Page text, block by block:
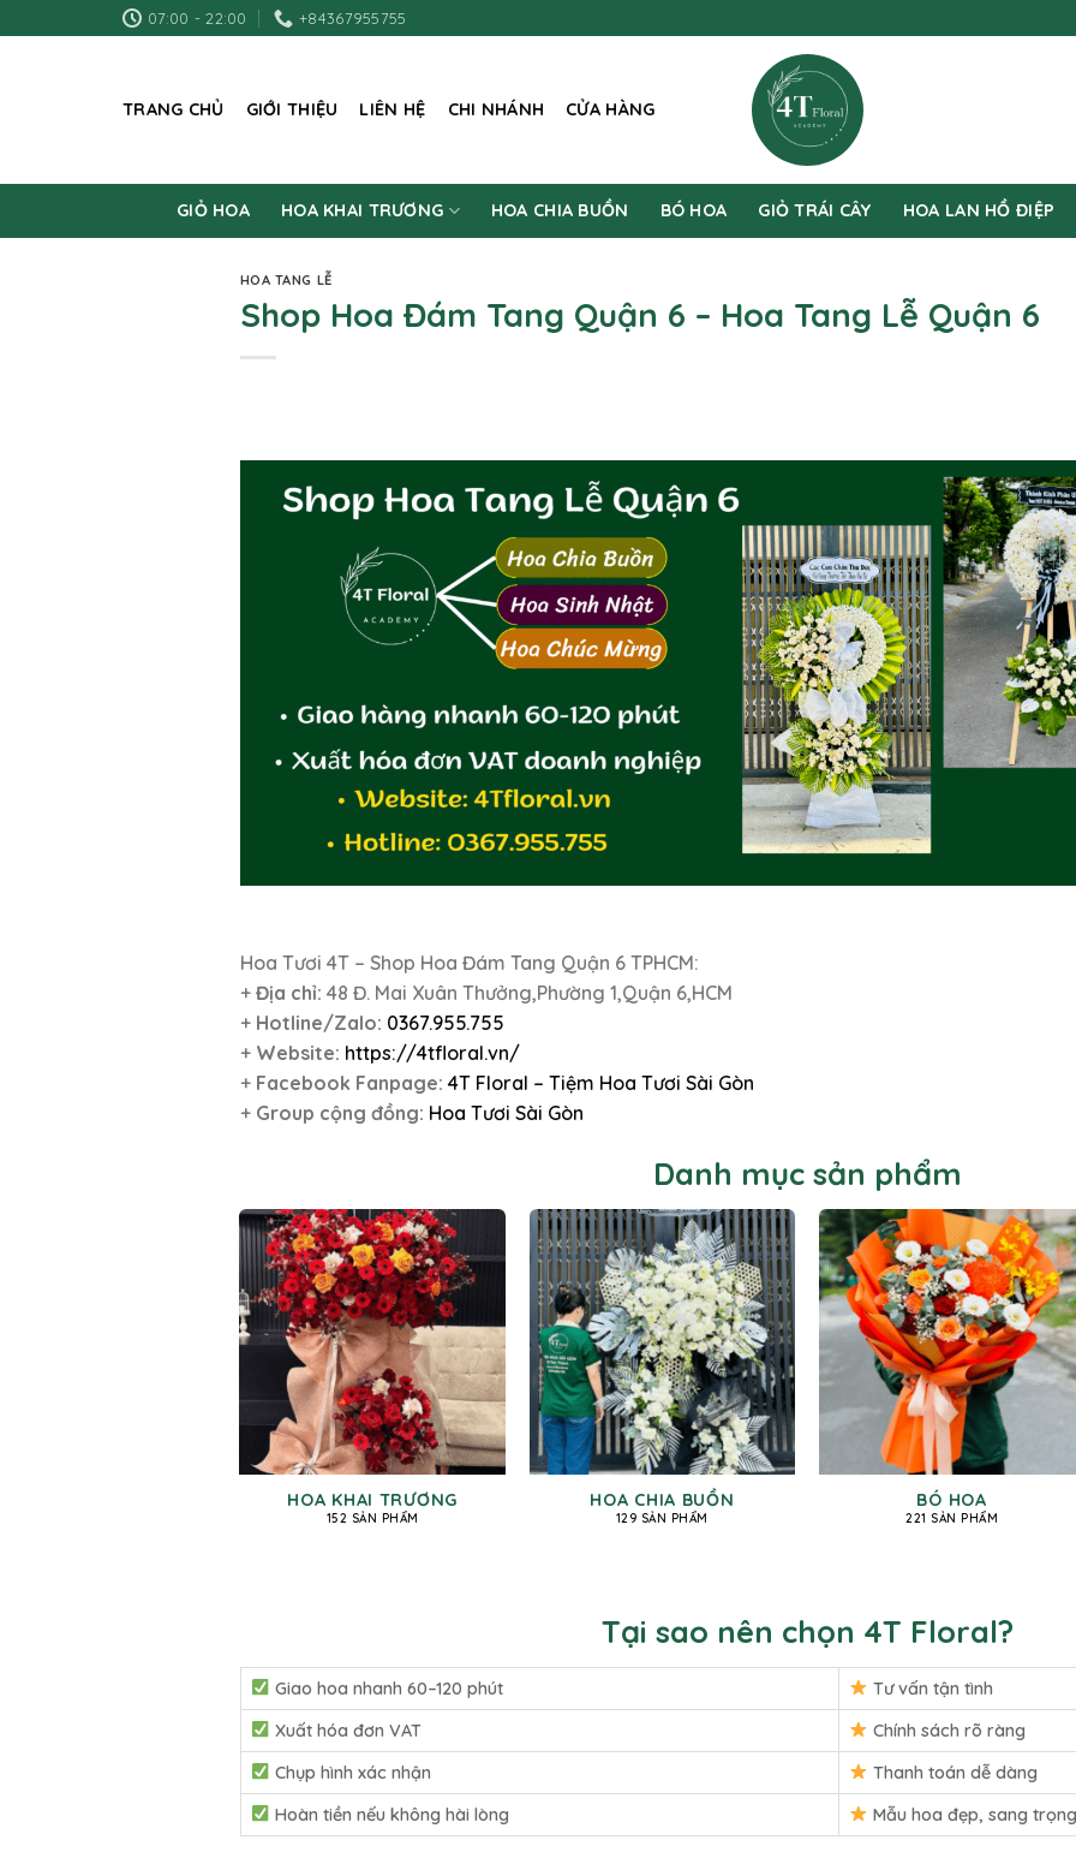
to
07:00 - 22:00 +84367955755
TRANG CHỦ GIỚI THIỆU LIÊN HỆ CHI NHÁNH CỬA HÀNG
GIỎ HOA HOA KHAI TRƯƠNG HOA CHIA BUỒN BÓ HOA GIỎ TRÁI CÂY HOA LAN HỒ ĐIỆP
HOA TANG LỄ
Shop Hoa Đám Tang Quận 6 – Hoa Tang Lễ Quận 6
Hoa Tươi 4T – Shop Hoa Đám Tang Quận 6 TPHCM:
+ Địa chỉ: 48 Đ. Mai Xuân Thưởng,Phường 1,Quận 6,HCM
+ Hotline/Zalo: 0367.955.755
+ Website: https://4tfloral.vn/
+ Facebook Fanpage: 4T Floral – Tiệm Hoa Tươi Sài Gòn
+ Group cộng đồng: Hoa Tươi Sài Gòn
Danh mục sản phẩm
HOA KHAI TRƯƠNG
152 SẢN PHẨM
HOA CHIA BUỒN
129 SẢN PHẨM
BÓ HOA
221 SẢN PHẨM
Tại sao nên chọn 4T Floral?
Giao hoa nhanh 60–120 phút
Tư vấn tận tình
Xuất hóa đơn VAT
Chính sách rõ ràng
Chụp hình xác nhận
Thanh toán dễ dàng
Hoàn tiền nếu không hài lòng
Mẫu hoa đẹp, sang trọng